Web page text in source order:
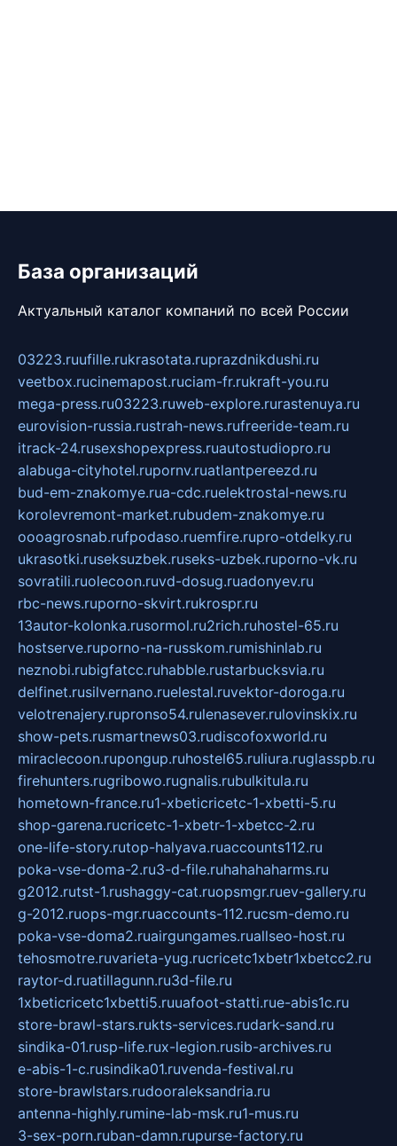
База организаций
Актуальный каталог компаний по всей России
03223.ruufille.rukrasotata.ruprazdnikdushi.ru
veetbox.rucinemapost.ruciam-fr.rukraft-you.ru
mega-press.ru03223.ruweb-explore.rurastenuya.ru
eurovision-russia.rustrah-news.rufreeride-team.ru
itrack-24.rusexshopexpress.ruautostudiopro.ru
alabuga-cityhotel.rupornv.ruatlantpereezd.ru
bud-em-znakomye.rua-cdc.ruelektrostal-news.ru
korolevremont-market.rubudem-znakomye.ru
oooagrosnab.rufpodaso.ruemfire.rupro-otdelky.ru
ukrasotki.ruseksuzbek.ruseks-uzbek.ruporno-vk.ru
sovratili.ruolecoon.ruvd-dosug.ruadonyev.ru
rbc-news.ruporno-skvirt.rukrospr.ru
13autor-kolonka.rusormol.ru2rich.ruhostel-65.ru
hostserve.ruporno-na-russkom.rumishinlab.ru
neznobi.rubigfatcc.ruhabble.rustarbucksvia.ru
delfinet.rusilvernano.ruelestal.ruvektor-doroga.ru
velotrenajery.rupronso54.rulenasever.rulovinskix.ru
show-pets.rusmartnews03.rudiscofoxworld.ru
miraclecoon.rupongup.ruhostel65.ruliura.ruglasspb.ru
firehunters.rugribowo.rugnalis.rubulkitula.ru
hometown-france.ru1-xbeticricetc-1-xbetti-5.ru
shop-garena.rucricetc-1-xbetr-1-xbetcc-2.ru
one-life-story.rutop-halyava.ruaccounts112.ru
poka-vse-doma-2.ru3-d-file.ruhahahaharms.ru
g2012.rutst-1.rushaggy-cat.ruopsmgr.ruev-gallery.ru
g-2012.ruops-mgr.ruaccounts-112.rucsm-demo.ru
poka-vse-doma2.ruairgungames.ruallseo-host.ru
tehosmotre.ruvarieta-yug.rucricetc1xbetr1xbetcc2.ru
raytor-d.ruatillagunn.ru3d-file.ru
1xbeticricetc1xbetti5.ruuafoot-statti.rue-abis1c.ru
store-brawl-stars.rukts-services.rudark-sand.ru
sindika-01.rusp-life.rux-legion.rusib-archives.ru
e-abis-1-c.rusindika01.ruvenda-festival.ru
store-brawlstars.rudooraleksandria.ru
antenna-highly.rumine-lab-msk.ru1-mus.ru
3-sex-porn.ruban-damn.rupurse-factory.ru